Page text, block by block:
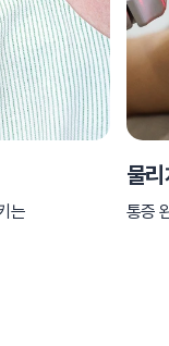
는
물
통증